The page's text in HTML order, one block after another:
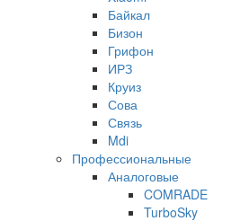
Байкал
Бизон
Грифон
ИРЗ
Круиз
Сова
Связь
Mdi
Профессиональные
Аналоговые
COMRADE
TurboSky